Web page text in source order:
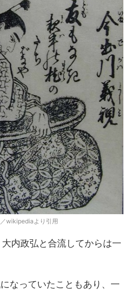
wikipediaより引用
内政弘と合流してからは一
なっていたこともあり、一